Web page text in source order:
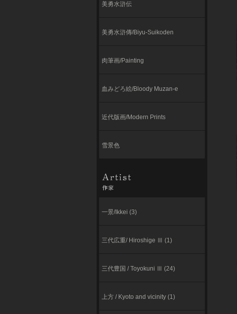
美勇水滸伝
美勇水滸傳/Biyu-Suikoden
肉筆画/Painting
血みどろ絵/Bloody Muzan-e
近代版画/Modern Prints
雪景色
一景/Ikkei (3)
三代広重/ Hiroshige Ⅲ (1)
三代豊国 / Toyokuni Ⅲ (24)
上方 / Kyoto and vicinity (1)